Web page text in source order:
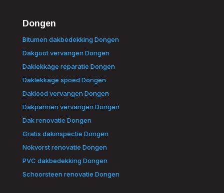
Dongen
Bitumen dakbedekking Dongen
Dakgoot vervangen Dongen
Daklekkage reparatie Dongen
Daklekkage spoed Dongen
Daklood vervangen Dongen
Dakpannen vervangen Dongen
Dak renovatie Dongen
Gratis dakinspectie Dongen
Nokvorst renovatie Dongen
PVC dakbedekking Dongen
Schoorsteen renovatie Dongen